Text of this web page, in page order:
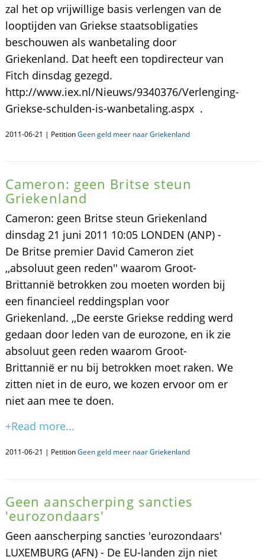
zal het op vrijwillige basis verlengen van de
looptijden van Griekse staatsobligaties
beschouwen als wanbetaling door
Griekenland. Dat heeft een topdirecteur van
Fitch dinsdag gezegd.
http://www.iex.nl/Nieuws/9340376/Verlenging-
Griekse-schulden-is-wanbetaling.aspx .
2011-06-21 | PetitionGeen geld meer naar Griekenland
Cameron: geen Britse steun
Griekenland
Cameron: geen Britse steun Griekenland
dinsdag 21 juni 2011 10:05 LONDEN (ANP) -
De Britse premier David Cameron ziet
,,absoluut geen reden'' waarom Groot-
Brittannië betrokken zou moeten worden bij
een financieel reddingsplan voor
Griekenland. ,,De eerste Griekse redding werd
gedaan door leden van de eurozone, en ik zie
absoluut geen reden waarom Groot-
Brittannië er nu bij betrokken moet raken. We
zitten niet in de euro, we kozen ervoor om er
niet aan mee te doen.
+Read more...
2011-06-21 | PetitionGeen geld meer naar Griekenland
Geen aanscherping sancties
'eurozondaars'
Geen aanscherping sancties 'eurozondaars'
LUXEMBURG (AFN) - De EU-landen zijn niet